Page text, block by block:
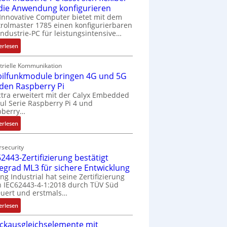
Anwendung konfigurieren
Computer bietet mit dem
1785 einen konfigurierbaren
PC für leistungsintensive…
:
1
9
-
Z
o
l
l
-
I
d
u
s
t
r
i
e
Kommunikation
bringen 4G und 5G
Raspberry Pi
erweitert mit der Calyx Embedded
Serie Raspberry Pi 4 und
:
M
b
i
l
f
u
n
k
Zertifizierung bestätigt
ML3 für sichere Entwicklung
Industrial hat seine Zertifizierung
IEC62443-4-1:2018 durch TÜV Süd
und erstmals…
:
I
E
mit